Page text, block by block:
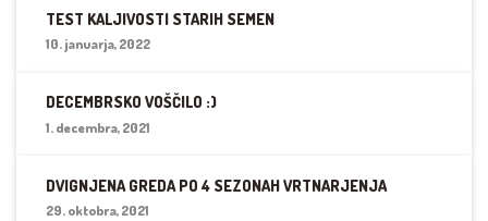
TEST KALJIVOSTI STARIH SEMEN
10. januarja, 2022
DECEMBRSKO VOŠČILO :)
1. decembra, 2021
DVIGNJENA GREDA PO 4 SEZONAH VRTNARJENJA
29. oktobra, 2021